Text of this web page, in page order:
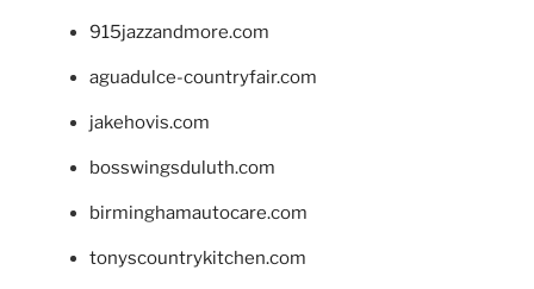
915jazzandmore.com
aguadulce-countryfair.com
jakehovis.com
bosswingsduluth.com
birminghamautocare.com
tonyscountrykitchen.com